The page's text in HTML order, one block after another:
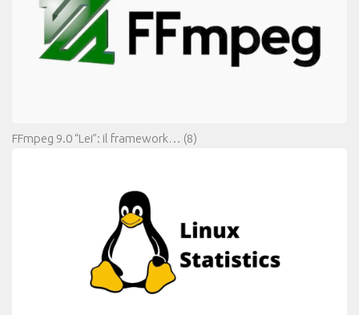
FFmpeg 9.0 “Lei”: il framework… (8)